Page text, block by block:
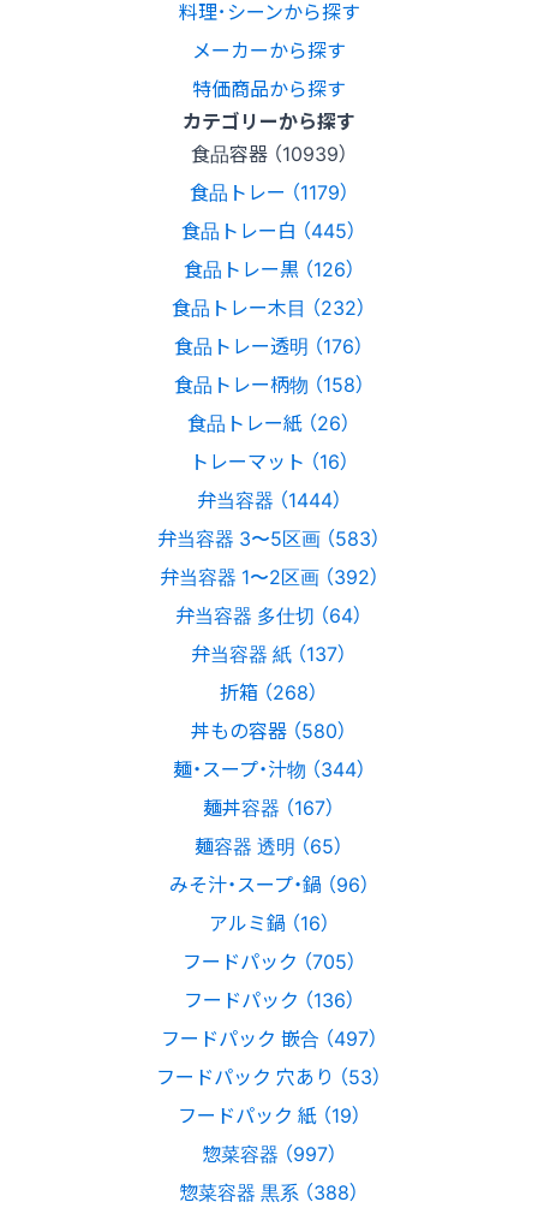
料理･シーンから探す
メーカーから探す
特価商品から探す
カテゴリーから探す
食品容器 （10939）
食品トレー （1179）
食品トレー白 （445）
食品トレー黒 （126）
食品トレー木目 （232）
食品トレー透明 （176）
食品トレー柄物 （158）
食品トレー紙 （26）
トレーマット （16）
弁当容器 （1444）
弁当容器 3〜5区画 （583）
弁当容器 1〜2区画 （392）
弁当容器 多仕切 （64）
弁当容器 紙 （137）
折箱 （268）
丼もの容器 （580）
麺・スープ・汁物 （344）
麺丼容器 （167）
麺容器 透明 （65）
みそ汁・スープ・鍋 （96）
アルミ鍋 （16）
フードパック （705）
フードパック （136）
フードパック 嵌合 （497）
フードパック 穴あり （53）
フードパック 紙 （19）
惣菜容器 （997）
惣菜容器 黒系 （388）